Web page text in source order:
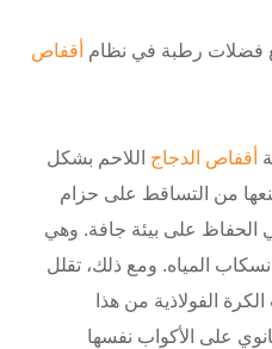
أقفاص
أقفاص الدجاج اللاحم بشكل
من التساقط على حزام
الحفاظ على بيئة جافة. وهي
المياه. ومع ذلك، تقلل
الفولاذية من هذا